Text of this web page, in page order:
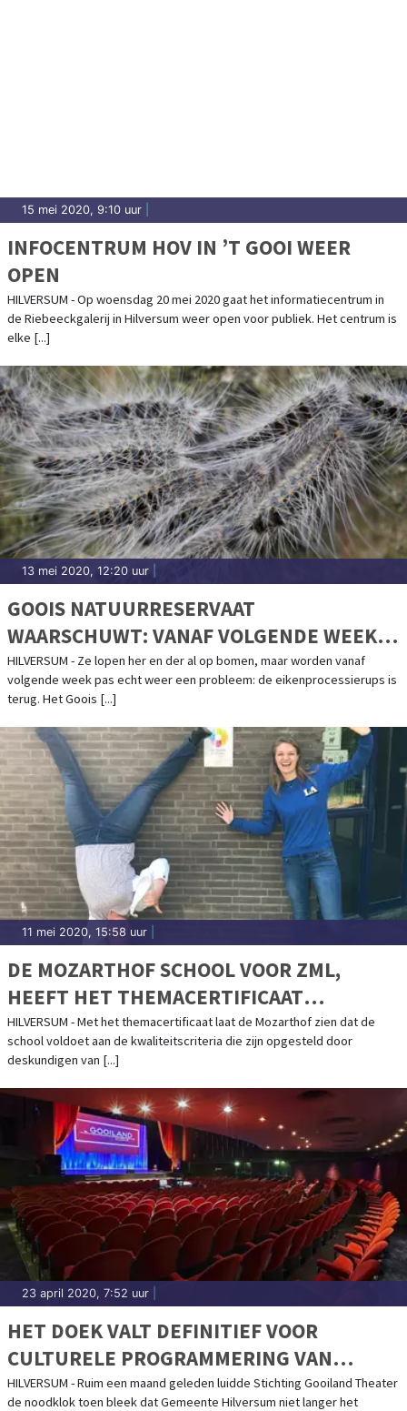
15 mei 2020, 9:10 uur
INFOCENTRUM HOV IN ’T GOOI WEER
OPEN
HILVERSUM - Op woensdag 20 mei 2020 gaat het informatiecentrum in
de Riebeeckgalerij in Hilversum weer open voor publiek. Het centrum is
elke [...]
13 mei 2020, 12:20 uur
GOOIS NATUURRESERVAAT
WAARSCHUWT: VANAF VOLGENDE WEEK
WEER EIKENPROCESSIERUPSEN
HILVERSUM - Ze lopen her en der al op bomen, maar worden vanaf
volgende week pas echt weer een probleem: de eikenprocessierups is
terug. Het Goois [...]
11 mei 2020, 15:58 uur
DE MOZARTHOF SCHOOL VOOR ZML,
HEEFT HET THEMACERTIFICAAT
BEWEGEN EN SPORT VAN DE GEZONDE
SCHOOL BEHAALD
HILVERSUM - Met het themacertificaat laat de Mozarthof zien dat de
school voldoet aan de kwaliteitscriteria die zijn opgesteld door
deskundigen van [...]
23 april 2020, 7:52 uur
HET DOEK VALT DEFINITIEF VOOR
CULTURELE PROGRAMMERING VAN
STICHTING GOOILAND THEATER
HILVERSUM - Ruim een maand geleden luidde Stichting Gooiland Theater
de noodklok toen bleek dat Gemeente Hilversum niet langer het